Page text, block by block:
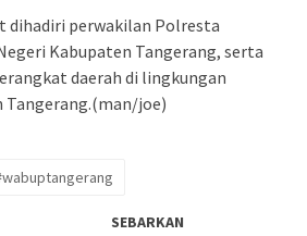
perwakilan Polresta
Kabupaten Tangerang, serta
daerah di lingkungan
joe)
SEBARKAN